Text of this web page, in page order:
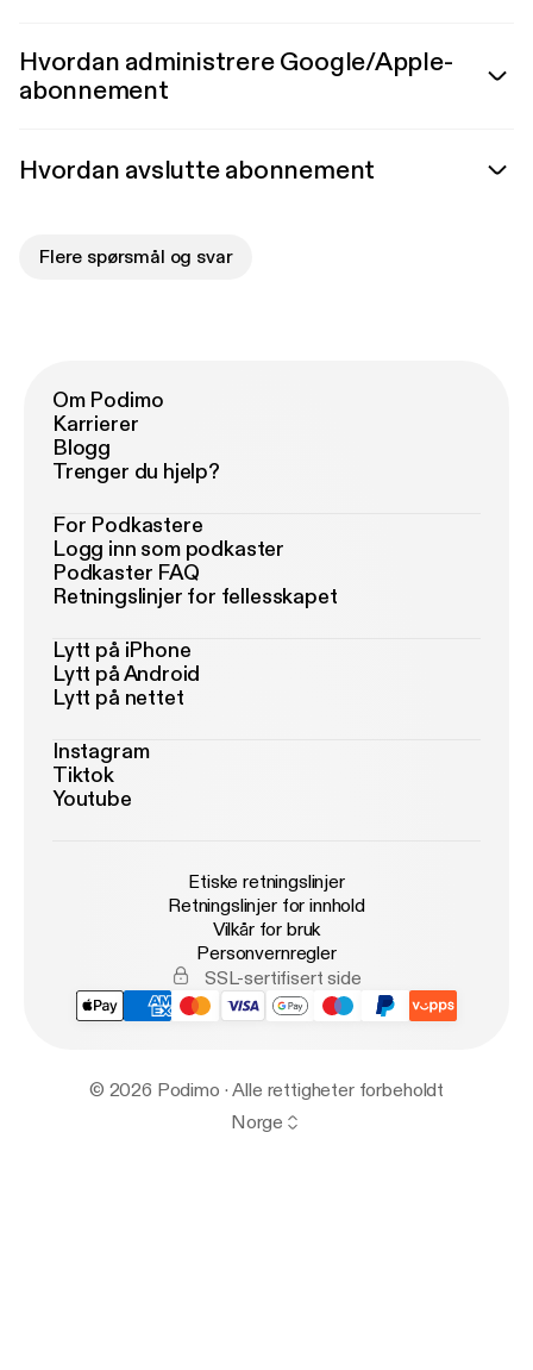
Hvordan administrere Google/Apple-
abonnement
Hvordan avslutte abonnement
Flere spørsmål og svar
Om Podimo
Karrierer
Blogg
Trenger du hjelp?
For Podkastere
Logg inn som podkaster
Podkaster FAQ
Retningslinjer for fellesskapet
Lytt på iPhone
Lytt på Android
Lytt på nettet
Instagram
Tiktok
Youtube
Etiske retningslinjer
Retningslinjer for innhold
Vilkår for bruk
Personvernregler
SSL-sertifisert side
© 2026 Podimo · Alle rettigheter forbeholdt
Norge